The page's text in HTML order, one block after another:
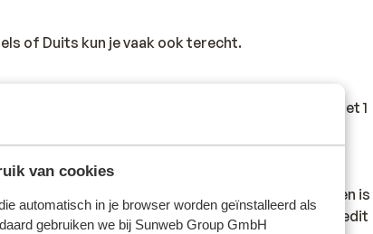
van cookies
automatisch in je browser worden geïnstalleerd als
gebruiken we bij Sunweb Group GmbH
of Duits kun je vaak ook terecht.
Behalve op de
, daar is het 1
voor de zomer- als de wintertijd.
Pinnen in Spanje en op de Canarische Eilanden is
waar je kunt pinnen. Ook betalen met credit